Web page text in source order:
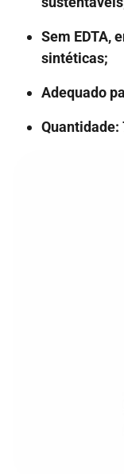
Sem EDTA,
sintéticas;
Adequado
Quantidade: